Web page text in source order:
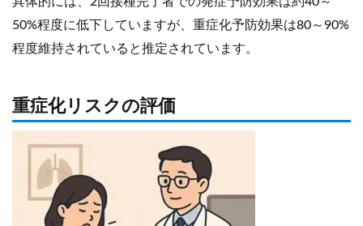
50%程度に低下していますが、重症化予防効果は80～90%
程度維持されていると推定されています。
重症化リスクの評価